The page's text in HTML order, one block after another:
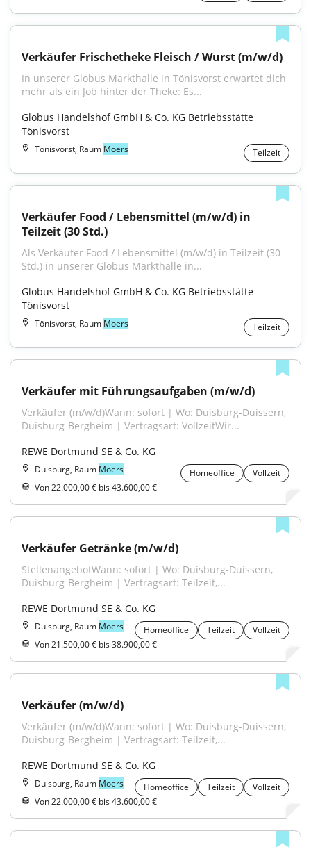
Verkäufer Frischetheke Fleisch / Wurst (m/w/d)
In unserer Globus Markthalle in Tönisvorst erwartet dich
mehr als ein Job hinter der Theke: Es...
Globus Handelshof GmbH & Co. KG Betriebsstätte
Tönisvorst
Tönisvorst, Raum Moers Teilzeit
Verkäufer Food / Lebensmittel (m/w/d) in
Teilzeit (30 Std.)
Als Verkäufer Food / Lebensmittel (m/w/d) in Teilzeit (30
Std.) in unserer Globus Markthalle in...
Globus Handelshof GmbH & Co. KG Betriebsstätte
Tönisvorst
Tönisvorst, Raum Moers Teilzeit
Verkäufer mit Führungsaufgaben (m/w/d)
Verkäufer (m/w/d)Wann: sofort | Wo: Duisburg-Duissern,
Duisburg-Bergheim | Vertragsart: VollzeitWir...
REWE Dortmund SE & Co. KG
Duisburg, Raum Moers Homeoffice
Vollzeit
Von 22.000,00 € bis 43.600,00 €
Verkäufer Getränke (m/w/d)
StellenangebotWann: sofort | Wo: Duisburg-Duissern,
Duisburg-Bergheim | Vertragsart: Teilzeit,...
REWE Dortmund SE & Co. KG
Duisburg, Raum Moers Homeoffice Teilzeit
Vollzeit
Von 21.500,00 € bis 38.900,00 €
Verkäufer (m/w/d)
Verkäufer (m/w/d)Wann: sofort | Wo: Duisburg-Duissern,
Duisburg-Bergheim | Vertragsart: Teilzeit,...
REWE Dortmund SE & Co. KG
Duisburg, Raum Moers Homeoffice Teilzeit
Vollzeit
Von 22.000,00 € bis 43.600,00 €